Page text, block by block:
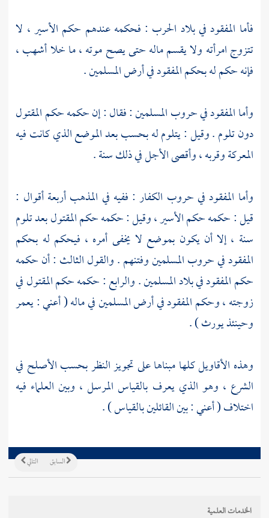
فأما المفقود في بلاد الحرب : فحكمه عندهم حكم الأسير ، لا
تتزوج امرأته ولا يقسم ماله حتى يصح موته ، ما خلا أشهب ،
فإنه حكم له بحكم المفقود في أرض المسلمين .
وأما المفقود في حروب المسلمين : فقال : إن حكمه حكم المقتول
دون تلوم . وقيل : يتلوم له بحسب بعد الموضع الذي كانت فيه
المعركة وقربه ، وأقصى الأجل في ذلك سنة .
وأما المفقود في حروب الكفار : ففيه في المذهب أربعة أقوال :
قيل : حكمه حكم الأسير ، وقيل : حكمه حكم المقتول بعد تلوم
سنة ، إلا أن يكون بموضع لا يخفى أمره ، فيحكم له بحكم
المفقود في حروب المسلمين وفتنهم . والقول الثالث : أن حكمه
حكم المفقود في بلاد المسلمين . والرابع : حكمه حكم المقتول في
زوجته ، وحكم المفقود في أرض المسلمين في ماله ( أعني : يعمر
وحينئذ يورث ) .
وهذه الأقاويل كلها مبناها على تجويز النظر بحسب الأصلح في
الشرع ، وهو الذي يعرف بالقياس المرسل ، وبين العلماء فيه
اختلاف ( أعني : بين القائلين بالقياس ) .
التالي السابق
الخدمات العلمية